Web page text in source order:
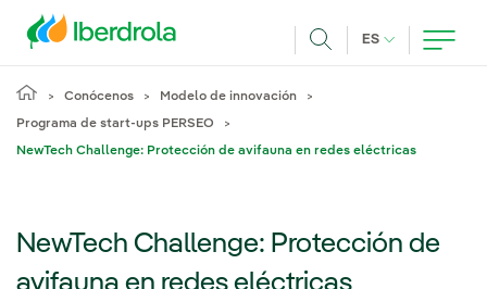
ES IDIOMA
Conócenos Modelo de innovación
Programa de start-ups PERSEO
NewTech Challenge: Protección de avifauna en redes eléctricas
NewTech Challenge: Protección de